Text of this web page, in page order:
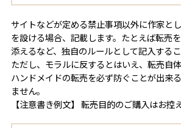
サイトなどが定める禁止事項以外に作家と
を設ける場合、記載します。たとえば転売
添えるなど、独自のルールとして記入するこ
ただし、モラルに反するとはいえ、転売自
ハンドメイドの転売を必ず防ぐことが出来
ません。
【注意書き例文】 転売目的のご購入はお控